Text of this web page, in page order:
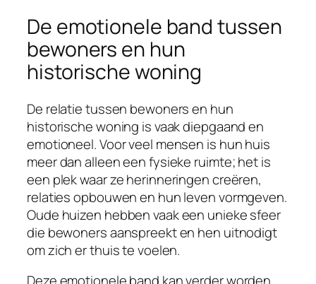
De emotionele band tussen
bewoners en hun
historische woning
De relatie tussen bewoners en hun
historische woning is vaak diepgaand en
emotioneel. Voor veel mensen is hun huis
meer dan alleen een fysieke ruimte; het is
een plek waar ze herinneringen creëren,
relaties opbouwen en hun leven vormgeven.
Oude huizen hebben vaak een unieke sfeer
die bewoners aanspreekt en hen uitnodigt
om zich er thuis te voelen.